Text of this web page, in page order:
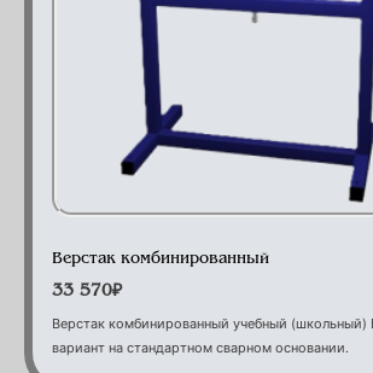
Верстак комбинированный
33 570₽
Верстак комбинированный учебный
вариант на стандартном сварном основании.